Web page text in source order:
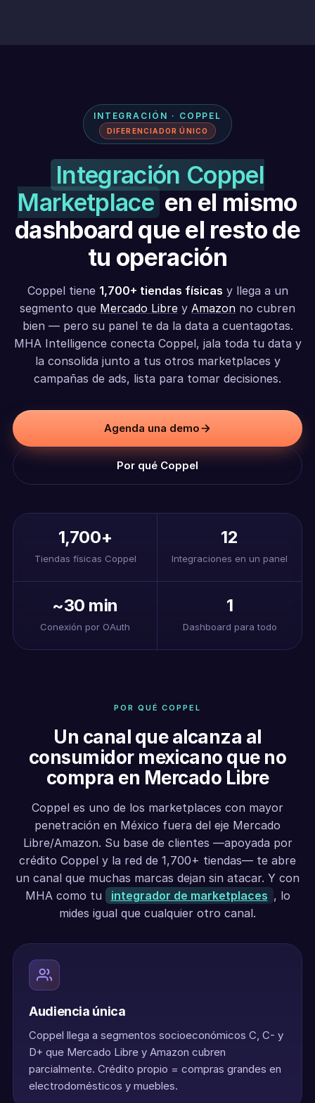
INTEGRACIÓN · COPPEL
DIFERENCIADOR ÚNICO
Integración Coppel
Marketplace en el mismo
dashboard que el resto de
tu operación
Coppel tiene 1,700+ tiendas físicas y llega a un
segmento que Mercado Libre y Amazon no cubren
bien — pero su panel te da la data a cuentagotas.
MHA Intelligence conecta Coppel, jala toda tu data y
la consolida junto a tus otros marketplaces y
campañas de ads, lista para tomar decisiones.
Agenda una demo
Por qué Coppel
1,700+
Tiendas físicas Coppel
12
Integraciones en un panel
~30 min
Conexión por OAuth
1
Dashboard para todo
POR QUÉ COPPEL
Un canal que alcanza al
consumidor mexicano que no
compra en Mercado Libre
Coppel es uno de los marketplaces con mayor
penetración en México fuera del eje Mercado
Libre/Amazon. Su base de clientes —apoyada por
crédito Coppel y la red de 1,700+ tiendas— te abre
un canal que muchas marcas dejan sin atacar. Y con
MHA como tu
integrador de marketplaces , lo
mides igual que cualquier otro canal.
Audiencia única
Coppel llega a segmentos socioeconómicos C, C- y
D+ que Mercado Libre y Amazon cubren
parcialmente. Crédito propio = compras grandes en
electrodomésticos y muebles.